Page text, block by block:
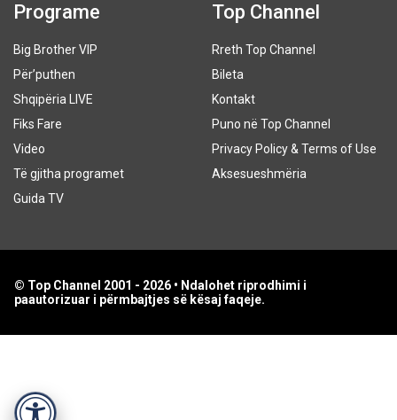
Programe
Big Brother VIP
Për’puthen
Shqipëria LIVE
Fiks Fare
Video
Të gjitha programet
Guida TV
Top Channel
Rreth Top Channel
Bileta
Kontakt
Puno në Top Channel
Privacy Policy & Terms of Use
Aksesueshmëria
© Top Channel 2001 - 2026 • Ndalohet riprodhimi i
paautorizuar i përmbajtjes së kësaj faqeje.